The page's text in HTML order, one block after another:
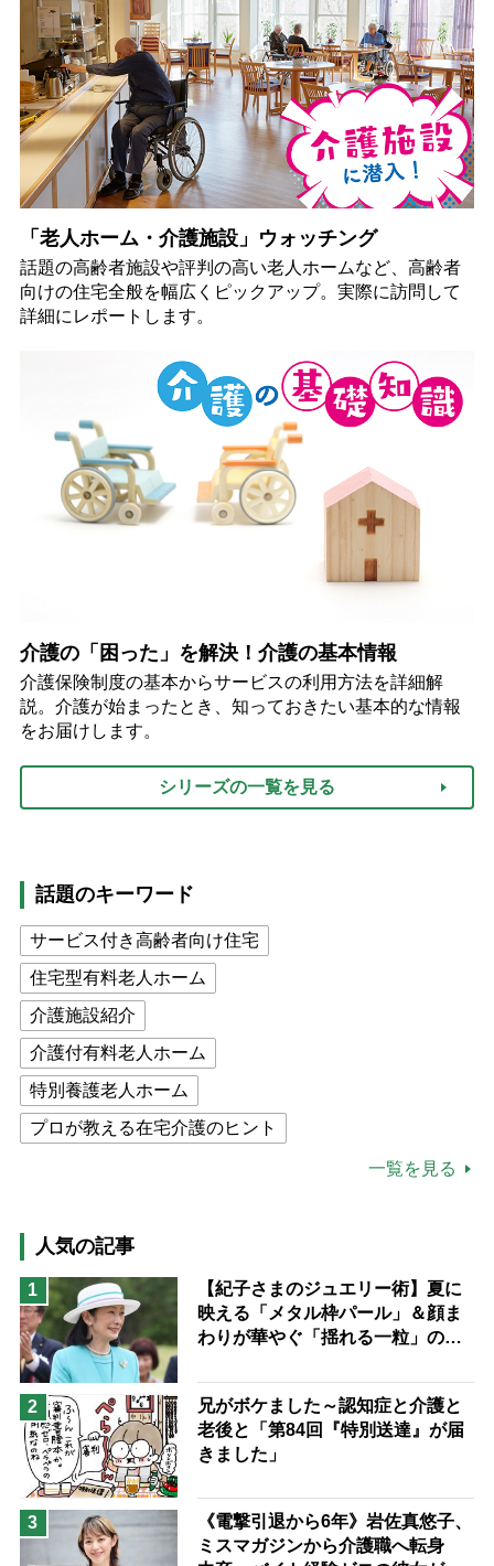
「老人ホーム・介護施設」ウォッチング
話題の高齢者施設や評判の高い老人ホームなど、高齢者
向けの住宅全般を幅広くピックアップ。実際に訪問して
詳細にレポートします。
介護の「困った」を解決！介護の基本情報
介護保険制度の基本からサービスの利用方法を詳細解
説。介護が始まったとき、知っておきたい基本的な情報
をお届けします。
シリーズの一覧を見る
話題のキーワード
サービス付き高齢者向け住宅
住宅型有料老人ホーム
介護施設紹介
介護付有料老人ホーム
特別養護老人ホーム
プロが教える在宅介護のヒント
猫が母になつきません
息子の遠距離介護サバイバル術
兄がボケました
便利なサービス
予防法
一覧を見る
人気の記事
1
【紀子さまのジュエリー術】夏に
映える「メタル枠パール」＆顔ま
わりが華やぐ「揺れる一粒」の使
2
兄がボケました～認知症と介護と
老後と「第84回『特別送達』が届
きました」
3
《電撃引退から6年》岩佐真悠子、
ミスマガジンから介護職へ転身